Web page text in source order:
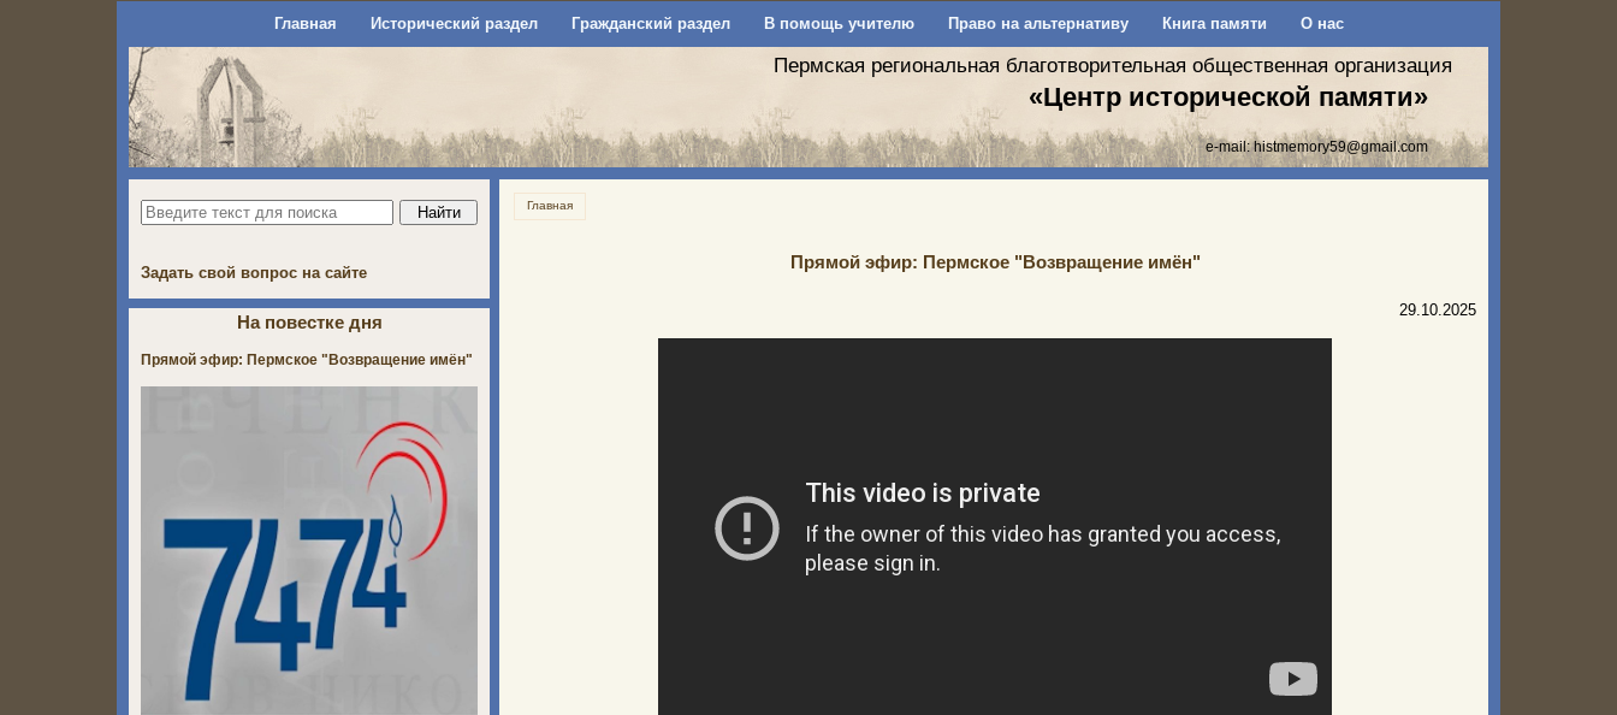
Главная Исторический раздел Гражданский раздел В помощь учителю Право на альтернативу Книга памяти О нас
Пермская региональная благотворительная общественная организация
«Центр исторической памяти»
e-mail:histmemory59@gmail.com
Главная
Прямой эфир: Пермское "Возвращение имён"
29.10.2025
Задать свой вопрос на сайте
На повестке дня
Прямой эфир: Пермское "Возвращение имён"